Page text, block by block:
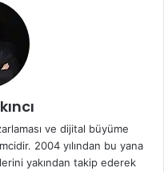
ve dijital büyüme
2004 yılından bu yana
yakından takip ederek